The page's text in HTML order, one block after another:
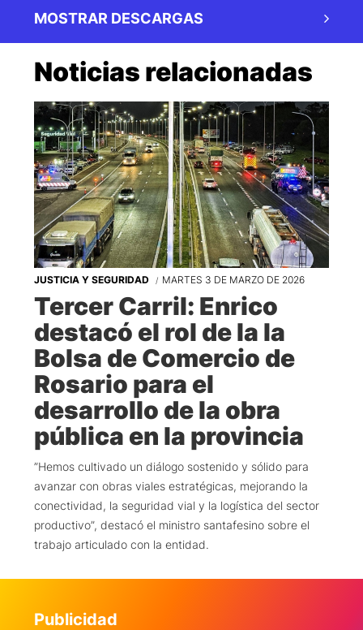
MOSTRAR DESCARGAS
Noticias relacionadas
JUSTICIA Y SEGURIDAD MARTES 3 DE MARZO DE 2026
Tercer Carril: Enrico
destacó el rol de la la
Bolsa de Comercio de
Rosario para el
desarrollo de la obra
pública en la provincia
”Hemos cultivado un diálogo sostenido y sólido para
avanzar con obras viales estratégicas, mejorando la
conectividad, la seguridad vial y la logística del sector
productivo”, destacó el ministro santafesino sobre el
trabajo articulado con la entidad.
Publicidad